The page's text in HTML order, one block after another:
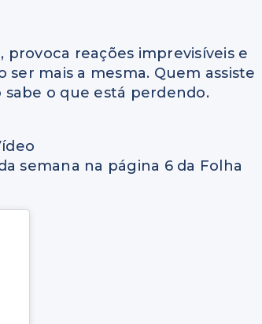
provoca reações imprevisíveis e
mais a mesma. Quem assiste
sabe o que está perdendo.
semana na página 6 da Folha